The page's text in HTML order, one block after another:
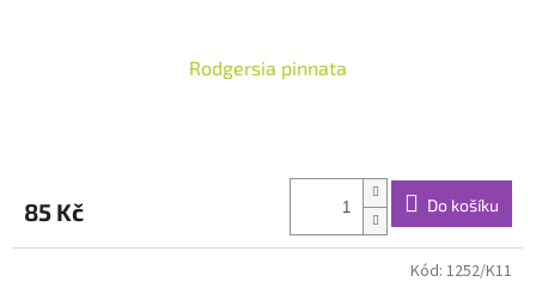
Rodgersia pinnata
85 Kč Do košíku
Kód: 1252/K11